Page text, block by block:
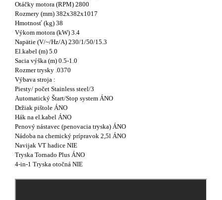
Otáčky motora (RPM) 2800
Rozmery (mm) 382x382x1017
Hmotnosť (kg) 38
Výkom motora (kW) 3.4
Napätie (V/~/Hz/A) 230/1/50/15.3
El.kabel (m) 5.0
Sacia výška (m) 0.5-1.0
Rozmer trysky .0370
Výbava stroja :
Piesty/ počet Stainless steel/3
Automatický Štart/Stop system ÁNO
Držiak pištole ÁNO
Hák na el.kabel ÁNO
Penový nástavec (penovacia tryska) ÁNO
Nádoba na chemický prípravok 2,5l ÁNO
Navijak VT hadice NIE
Tryska Tornado Plus ÁNO
4-in-1 Tryska otočná NIE